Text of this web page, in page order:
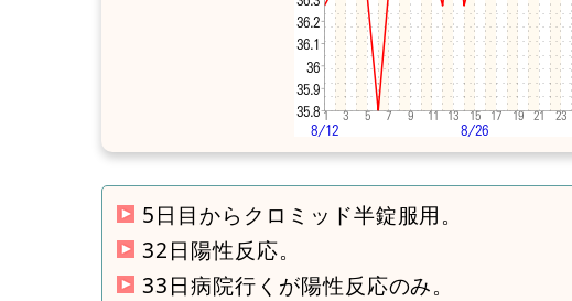
5日目からクロミッド半錠服用。
32日陽性反応。
33日病院行くが陽性反応のみ。